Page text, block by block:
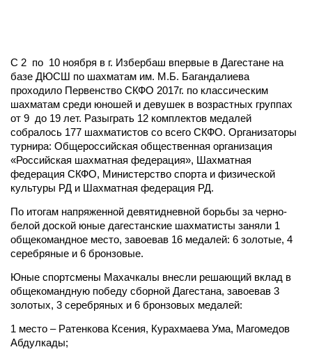
С 2 по 10 ноября в г. Избербаш впервые в Дагестане на
базе ДЮСШ по шахматам им. М.Б. Багандалиева
проходило Первенство СКФО 2017г. по классическим
шахматам среди юношей и девушек в возрастных группах
от 9 до 19 лет. Разыграть 12 комплектов медалей
собралось 177 шахматистов со всего СКФО. Организаторы
турнира: Общероссийская общественная организация
«Российская шахматная федерация», Шахматная
федерация СКФО, Министерство спорта и физической
культуры РД и Шахматная федерация РД.
По итогам напряженной девятидневной борьбы за черно-
белой доской юные дагестанские шахматисты заняли 1
общекомандное место, завоевав 16 медалей: 6 золотые, 4
серебряные и 6 бронзовые.
Юные спортсмены Махачкалы внесли решающий вклад в
общекомандную победу сборной Дагестана, завоевав 3
золотых, 3 серебряных и 6 бронзовых медалей:
1 место – Ратенкова Ксения, Курахмаева Ума, Магомедов
Абдулкады;